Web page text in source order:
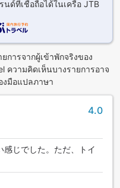
นด์ที่เชื่อถือได้ในเครือ JTB
การจากผู้เข้าพักจริงของ
ความคิดเห็นบางรายการอาจ
งมือแปลภาษา
4.0
感じでした。ただ、トイ